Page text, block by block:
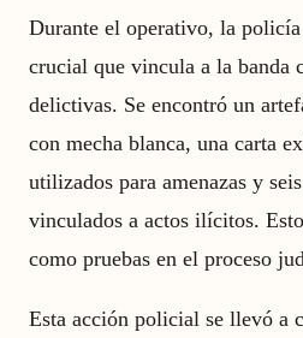
Durante el operativo, la
crucial que vincula a la banda
delictivas. Se encontró un
con mecha blanca, una carta
utilizados para amenazas y
vinculados a actos ilícitos.
como pruebas en el proceso
Esta acción policial se llevó a